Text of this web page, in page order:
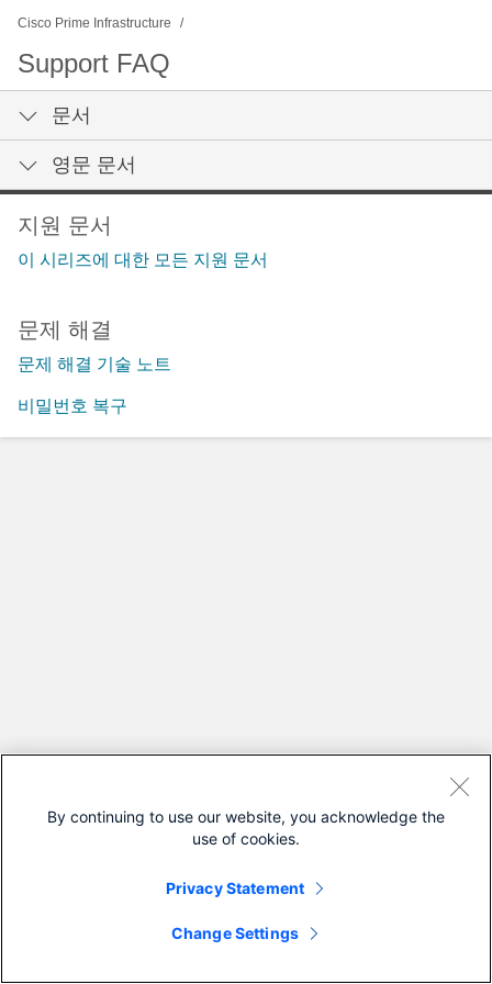
Cisco Prime Infrastructure
Support FAQ
문서
영문 문서
지원 문서
이 시리즈에 대한 모든 지원 문서
문제 해결
문제 해결 기술 노트
비밀번호 복구
By continuing to use our website, you acknowledge the
use of cookies.
Privacy Statement
Change Settings